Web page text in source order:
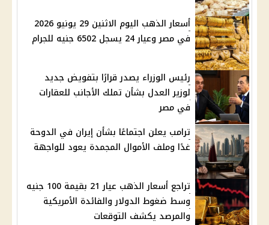
أسعار الذهب اليوم الاثنين 29 يونيو 2026
في مصر وعيار 24 يسجل 6502 جنيه للجرام
رئيس الوزراء يصدر قرارًا بتفويض جديد
لوزير العدل بشأن تملك الأجانب للعقارات
في مصر
ترامب يعلن اجتماعًا بشأن إيران في الدوحة
غدًا وملف الأموال المجمدة يعود للواجهة
تراجع أسعار الذهب عيار 21 بقيمة 100 جنيه
وسط ضغوط الدولار والفائدة الأمريكية
والمرصد يكشف التوقعات